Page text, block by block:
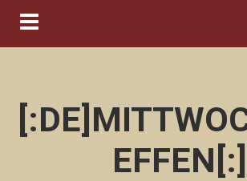
Navigation ein-/ausblenden
EFFEN[:]